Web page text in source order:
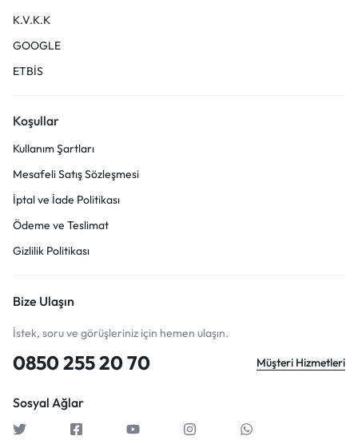
K.V.K.K
GOOGLE
ETBİS
Koşullar
Kullanım Şartları
Mesafeli Satış Sözleşmesi
İptal ve İade Politikası
Ödeme ve Teslimat
Gizlilik Politikası
Bize Ulaşın
İstek, soru ve görüşleriniz için hemen ulaşın.
0850 255 20 70 Müşteri Hizmetleri
Sosyal Ağlar